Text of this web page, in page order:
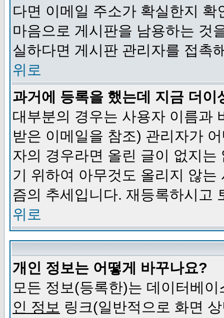
다면 이메일 주소가 확실한지
마음으로 게시판을 남용하는 것
실하다면 게시판 관리자를 접촉
위로
과거에 등록을 했는데 지금 더
대부분의 경우는 사용자 이름과
받은 이메일을 참조) 관리자가
자의 경우라면 올린 글이 없지
기 위하여 아무것도 올리지 않
즘의 추세입니다. 재등록하시고
위로
개인 정보는 어떻게 바꾸나요?
모든 정보(등록한)는 데이터베
인 정보 링크(일반적으로 화면